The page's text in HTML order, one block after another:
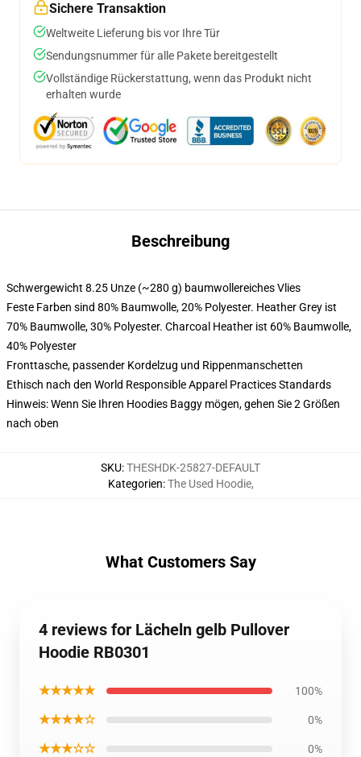
Sichere Transaktion
Weltweite Lieferung bis vor Ihre Tür
Sendungsnummer für alle Pakete bereitgestellt
Vollständige Rückerstattung, wenn das Produkt nicht
erhalten wurde
Beschreibung
Schwergewicht 8.25 Unze (~280 g) baumwollereiches Vlies
Feste Farben sind 80% Baumwolle, 20% Polyester. Heather Grey ist
70% Baumwolle, 30% Polyester. Charcoal Heather ist 60% Baumwolle,
40% Polyester
Fronttasche, passender Kordelzug und Rippenmanschetten
Ethisch nach den World Responsible Apparel Practices Standards
Hinweis: Wenn Sie Ihren Hoodies Baggy mögen, gehen Sie 2 Größen
nach oben
SKU:THESHDK-25827-DEFAULT
Kategorien:The Used Hoodie,
What Customers Say
4 reviews for Lächeln gelb Pullover
Hoodie RB0301
★★★★★ 100%
★★★★☆ 0%
★★★☆☆ 0%